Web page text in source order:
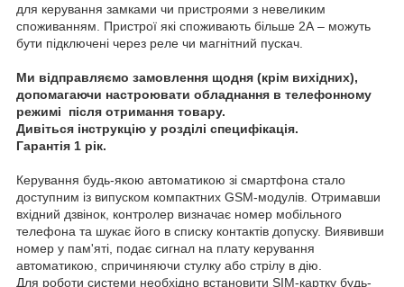
для керування замками чи пристроями з невеликим
споживанням. Пристрої які споживають більше 2А – можуть
бути підключені через реле чи магнітний пускач.
Ми відправляємо замовлення щодня (крім вихідних),
допомагаючи настроювати обладнання в телефонному
режимі після отримання товару.
Дивіться інструкцію у розділі специфікація.
Гарантія 1 рік.
Керування будь-якою автоматикою зі смартфона стало
доступним із випуском компактних GSM-модулів. Отримавши
вхідний дзвінок, контролер визначає номер мобільного
телефона та шукає його в списку контактів допуску. Виявивши
номер у пам'яті, подає сигнал на плату керування
автоматикою, спричиняючи стулку або стрілу в дію.
Для роботи системи необхідно встановити SIM-картку будь-